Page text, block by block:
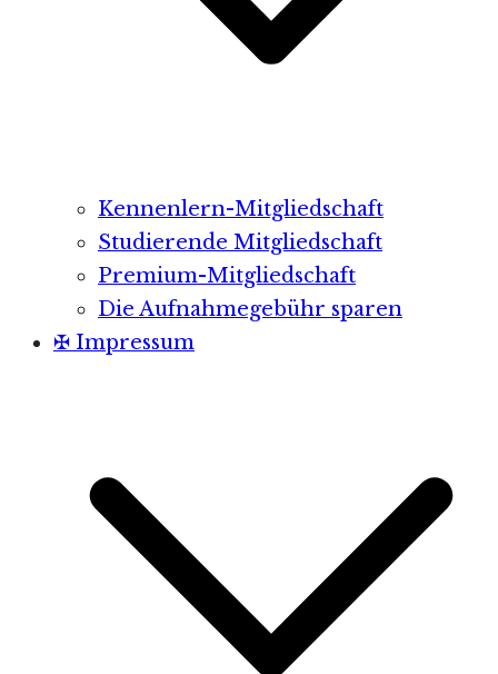
Kennenlern-Mitgliedschaft
Studierende Mitgliedschaft
Premium-Mitgliedschaft
Die Aufnahmegebühr sparen
✠ Impressum